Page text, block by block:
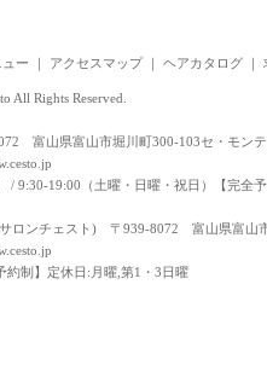
ュー ｜ アクセスマップ｜ ヘアカタログ ｜
All Rights Reserved.
富山県富山市堀川町300-103セ・モン
/ 9:30-19:00（土曜・日曜・祝日）【完全
ロンチェスト) 〒939-8072 富山県富山
約制】定休日:月曜,第1・3日曜